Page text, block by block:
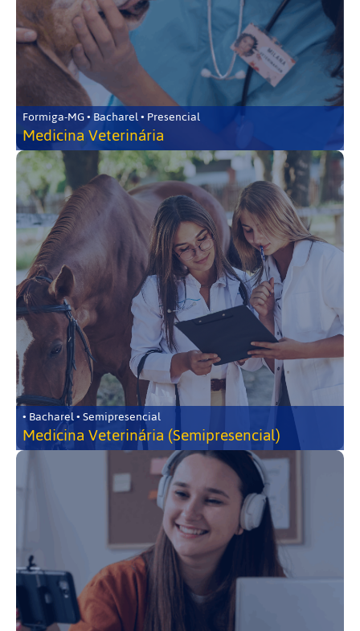
Formiga-MG • Bacharel • Presencial
Medicina Veterinária
• Bacharel • Semipresencial
Medicina Veterinária (Semipresencial)